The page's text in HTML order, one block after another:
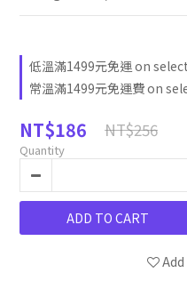
低溫滿1499元免運 on
常溫滿1499元免運費 on
NT$186 NT$256
Quantity
ADD TO CART